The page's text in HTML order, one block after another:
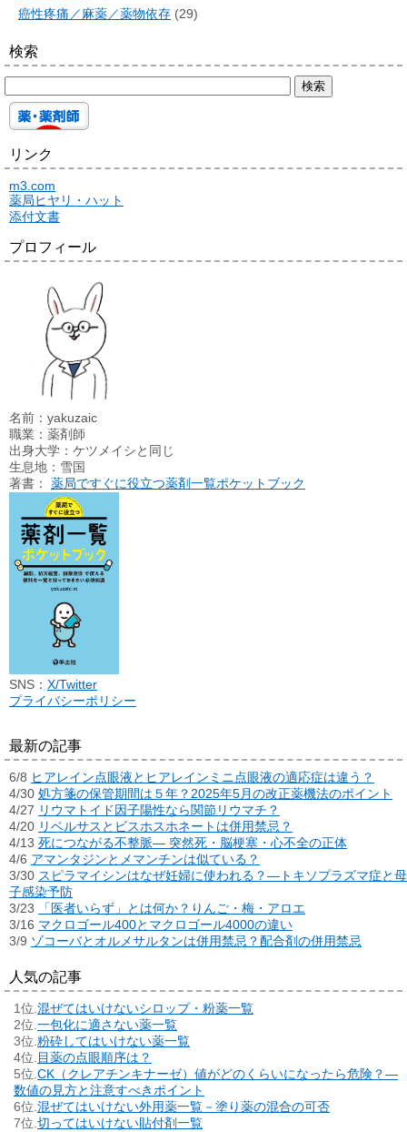
癌性疼痛／麻薬／薬物依存 (29)
検索
リンク
m3.com
薬局ヒヤリ・ハット
添付文書
プロフィール
名前：yakuzaic
職業：薬剤師
出身大学：ケツメイシと同じ
生息地：雪国
著書： 薬局ですぐに役立つ薬剤一覧ポケットブック
SNS： X/Twitter
プライバシーポリシー
最新の記事
6/8 ヒアレイン点眼液とヒアレインミニ点眼液の適応症は違う？
4/30 処方箋の保管期間は５年？2025年5月の改正薬機法のポイント
4/27 リウマトイド因子陽性なら関節リウマチ？
4/20 リベルサスとビスホスホネートは併用禁忌？
4/13 死につながる不整脈― 突然死・脳梗塞・心不全の正体
4/6 アマンタジンとメマンチンは似ている？
3/30 スピラマイシンはなぜ妊婦に使われる？―トキソプラズマ症と母
子感染予防
3/23
「医者いらず」とは何か？りんご・梅・アロエ
3/16 マクロゴール400とマクロゴール4000の違い
3/9 ゾコーバとオルメサルタンは併用禁忌？配合剤の併用禁忌
人気の記事
混ぜてはいけないシロップ・粉薬一覧
一包化に適さない薬一覧
粉砕してはいけない薬一覧
目薬の点眼順序は？
CK（クレアチンキナーゼ）値がどのくらいになったら危険？―
数値の見方と注意すべきポイント
混ぜてはいけない外用薬一覧－塗り薬の混合の可否
切ってはいけない貼付剤一覧